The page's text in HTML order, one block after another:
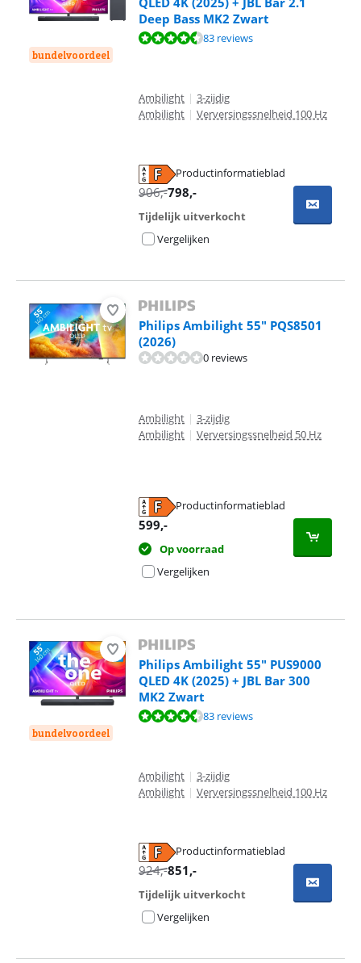
bundelvoordeel
Deep Bass MK2 Zwart
Beoordeling is 8,5 van de 10, gebaseerd op 83 reviews.
83 reviews
Ambilight | 3-zijdig
Ambilight | Verversingssnelheid 100 Hz
Productinformatieblad
906,-798,-
Tijdelijk uitverkocht
Vergelijken
Philips Ambilight 55" PQS8501
(2026)
0 reviews
Ambilight | 3-zijdig
Ambilight | Verversingssnelheid 50 Hz
Productinformatieblad
599,-
Op voorraad
Vergelijken
bundelvoordeel
Philips Ambilight 55" PUS9000
QLED 4K (2025) + JBL Bar 300
MK2 Zwart
Beoordeling is 8,5 van de 10, gebaseerd op 83 reviews.
83 reviews
Ambilight | 3-zijdig
Ambilight | Verversingssnelheid 100 Hz
Productinformatieblad
924,-851,-
Tijdelijk uitverkocht
Vergelijken